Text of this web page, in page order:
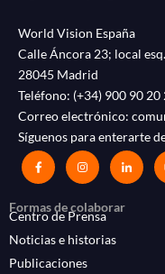
World Vision España
Calle Áncora 23; local
28045 Madrid
Teléfono: (+34) 900 90 20
Correo electrónico:
Síguenos para enterarte
Formas de colaborar
Centro de Prensa
Noticias e historias
Publicaciones